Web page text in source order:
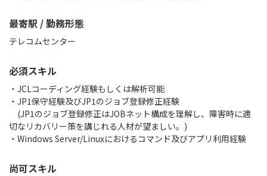
最寄駅 / 勤務形態
テレコムセンター
必須スキル
・JCLコーディング経験もしくは解析可能
・JP1保守経験及びJP1のジョブ登録修正経験
(JP1のジョブ登録修正はJOBネット構成を理解し、障害時に適
切なリカバリー策を講じれる人材が望ましい。)
・Windows Server/Linuxにおけるコマンド及びアプリ利用経験
尚可スキル